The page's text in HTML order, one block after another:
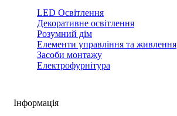
LED Освітлення
Декоративне освітлення
Розумний дім
Елементи управління та живлення
Засоби монтажу
Електрофурнітура
Інформація